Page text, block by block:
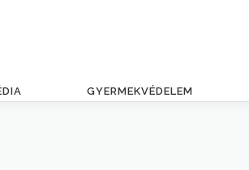
GYERMEKVÉDELEM